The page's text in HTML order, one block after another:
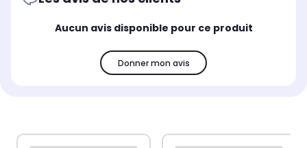
Aucun avis disponible pour ce produit
Donner mon avis